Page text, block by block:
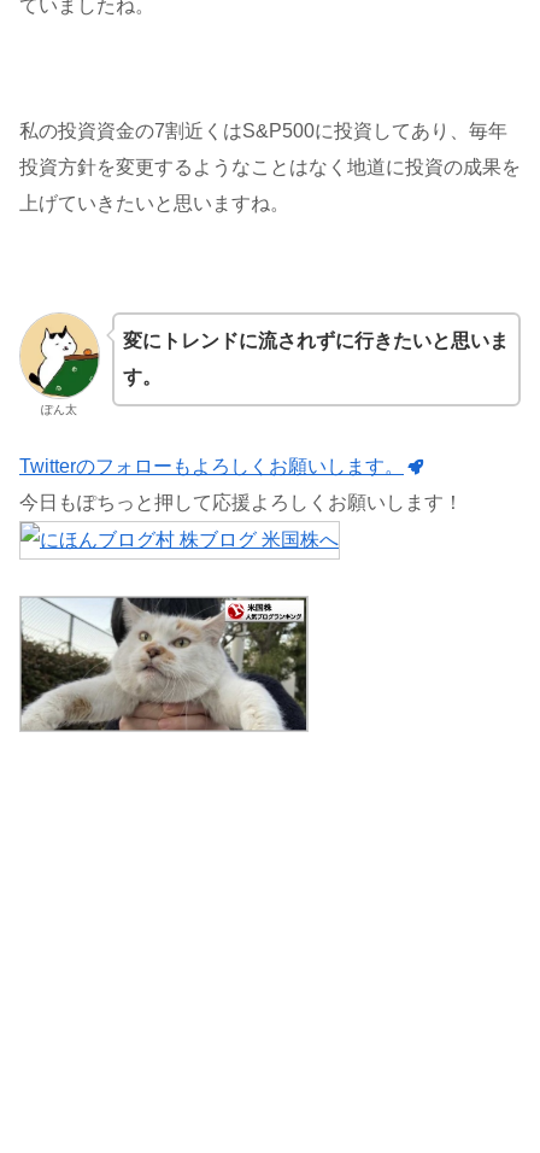
ていましたね。
私の投資資金の7割近くはS&P500に投資してあり、毎年
投資方針を変更するようなことはなく地道に投資の成果を
上げていきたいと思いますね。
ぽん太
変にトレンドに流されずに行きたいと思いま
す。
Twitterのフォローもよろしくお願いします。
今日もぽちっと押して応援よろしくお願いします！